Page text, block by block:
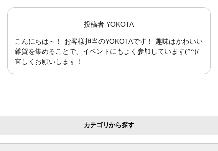
投稿者 YOKOTA
こんにちは～！ お客様担当のYOKOTAです！ 趣味はかわいい
雑貨を集めることで、イベントにもよく参加しています(^^)/
宜しくお願いします！
カテゴリから探す